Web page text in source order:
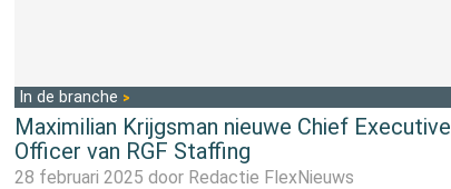
In de branche
Maximilian Krijgsman nieuwe Chief Executive
Officer van RGF Staffing
28 februari 2025 door Redactie FlexNieuws